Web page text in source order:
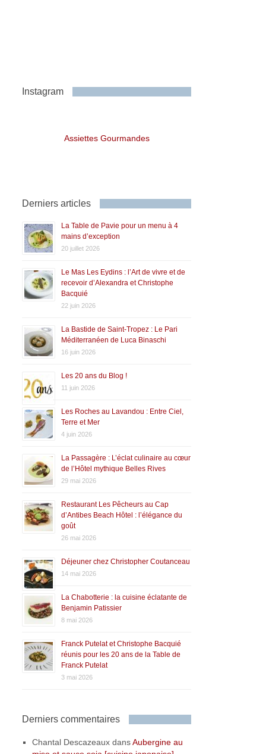
Instagram
Assiettes Gourmandes
Derniers articles
La Table de Pavie pour un menu à 4
mains d’exception
20 juillet 2026
Le Mas Les Eydins : l’Art de vivre et de
recevoir d’Alexandra et Christophe
Bacquié
22 juin 2026
La Bastide de Saint-Tropez : Le Pari
Méditerranéen de Luca Binaschi
16 juin 2026
Les 20 ans du Blog !
11 juin 2026
Les Roches au Lavandou : Entre Ciel,
Terre et Mer
4 juin 2026
La Passagère : L’éclat culinaire au cœur
de l’Hôtel mythique Belles Rives
29 mai 2026
Restaurant Les Pêcheurs au Cap
d’Antibes Beach Hôtel : l’élégance du
goût
26 mai 2026
Déjeuner chez Christopher Coutanceau
14 mai 2026
La Chabotterie : la cuisine éclatante de
Benjamin Patissier
8 mai 2026
Franck Putelat et Christophe Bacquié
réunis pour les 20 ans de la Table de
Franck Putelat
3 mai 2026
Derniers commentaires
Chantal Descazeaux dansAubergine au